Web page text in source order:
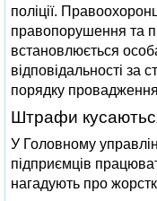
поліції.
правопорушення та
встановлюється
відповідальності
порядку провадження
Штрафи
У Головному
підприємців
нагадують про